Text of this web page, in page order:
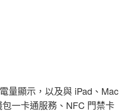
量顯示，以及與 iPad、Mac
一卡通服務、NFC 門禁卡